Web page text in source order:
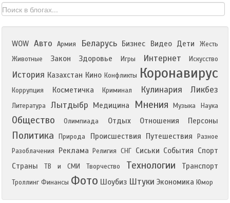
WOW Авто Армия Беларусь Бизнес Видео Дети
Жесть
Животные
Закон Здоровье Игры Интернет Искусство
История Казахстан Кино Конфликты Коронавирус
Коррупция Косметичка Криминал Кулинария Ликбез
Литература Лытдыбр Медицина Мнения Музыка Наука
Общество Олимпиада Отдых Отношения Персоны
Политика Природа Происшествия Путешествия
Разное
Разоблачения
Реклама Религия СНГ Сиськи События Спорт
Страны
ТВ и СМИ Творчество Технологии Транспорт
Троллинг Финансы Фото Шоубиз Штуки Экономика Юмор